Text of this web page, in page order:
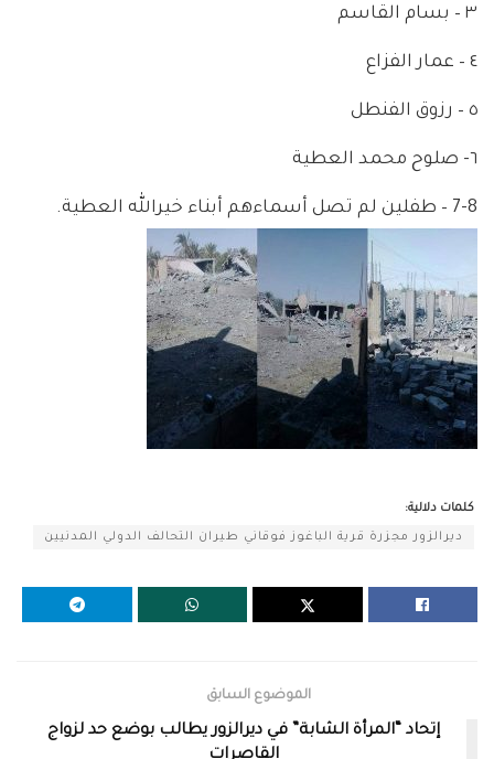
٣ – بسام القاسم
٤ – عمار الفزاع
٥ – رزوق الفنطل
٦- صلوح محمد العطية
7-8 – طفلين لم تصل أسماءهم أبناء خيرالله العطية.
كلمات دلالية:
ديرالزور مجزرة قرية الباغوز فوقاني طيران التحالف الدولي المدنيين
الموضوع السابق
إتحاد “المرأة الشابة” في ديرالزور يطالب بوضع حد لزواج